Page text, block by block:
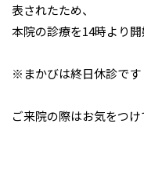
表されたため、
本院の診療を14時より
※まかびは終日休診です
ご来院の際はお気をつ